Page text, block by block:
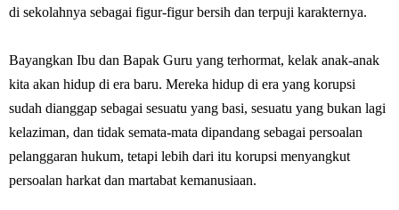
di sekolahnya sebagai figur-figur bersih dan terpuji karakternya.
Bayangkan Ibu dan Bapak Guru yang terhormat, kelak anak-anak
kita akan hidup di era baru. Mereka hidup di era yang korupsi
sudah dianggap sebagai sesuatu yang basi, sesuatu yang bukan lagi
kelaziman, dan tidak semata-mata dipandang sebagai persoalan
pelanggaran hukum, tetapi lebih dari itu korupsi menyangkut
persoalan harkat dan martabat kemanusiaan.